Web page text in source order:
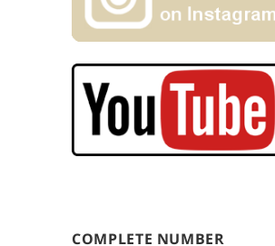
COMPLETE NUMBER